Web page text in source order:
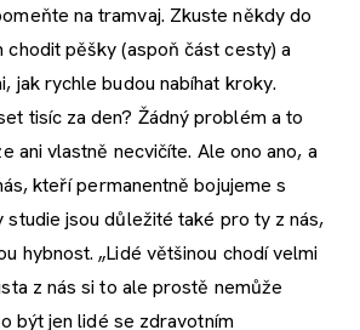
na tramvaj. Zkuste někdy do
chodit pěšky (aspoň část cesty) a
jak rychle budou nabíhat kroky.
tisíc za den? Žádný problém a to
ani vlastně necvičíte. Ale ono ano, a
kteří permanentně bojujeme s
studie jsou důležité také pro ty z nás,
hybnost. „Lidé většinou chodí velmi
z nás si to ale prostě nemůže
být jen lidé se zdravotním